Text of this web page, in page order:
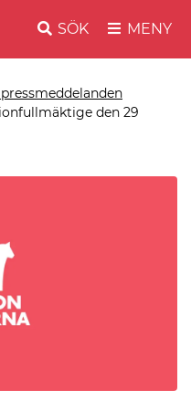
SÖK MENY
den 29